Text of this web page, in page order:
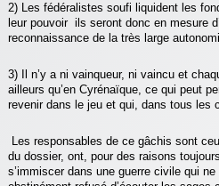
2) Les fédéralistes soufi liquident les
leur pouvoir ils seront donc en mesure
reconnaissance de la très large
3) Il n’y a ni vainqueur, ni vaincu et
ailleurs qu’en Cyrénaïque, ce qui peut
revenir dans le jeu et qui, dans tous les
Les responsables de ce gâchis sont
du dossier, ont, pour des raisons
s’immiscer dans une guerre civile qui